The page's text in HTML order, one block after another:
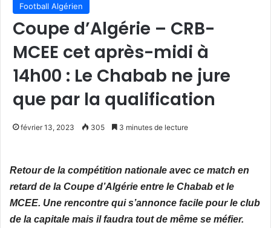
Football Algérien
Coupe d’Algérie – CRB-
MCEE cet après-midi à
14h00 : Le Chabab ne jure
que par la qualification
février 13, 2023 305 3 minutes de lecture
Retour de la compétition nationale avec ce match en
retard de la Coupe d’Algérie entre le Chabab et le
MCEE. Une rencontre qui s’annonce facile pour le club
de la capitale mais il faudra tout de même se méfier.